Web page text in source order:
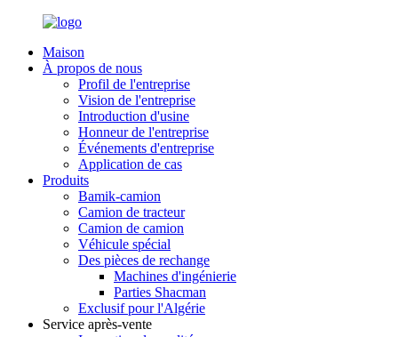
Maison
À propos de nous
Profil de l'entreprise
Vision de l'entreprise
Introduction d'usine
Honneur de l'entreprise
Événements d'entreprise
Application de cas
Produits
Bamik-camion
Camion de tracteur
Camion de camion
Véhicule spécial
Des pièces de rechange
Machines d'ingénierie
Parties Shacman
Exclusif pour l'Algérie
Service après-vente